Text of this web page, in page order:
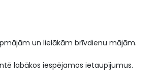
un lielākām brīvdienu mājām.
labākos iespējamos ietaupījumus.